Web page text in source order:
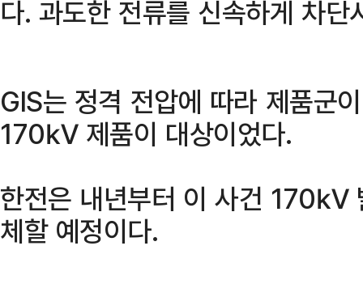
다. 과도한 전류를 신속하게 차
GIS는 정격 전압에 따라 제품군
170㎸ 제품이 대상이었다.
한전은 내년부터 이 사건 170㎸
체할 예정이다.